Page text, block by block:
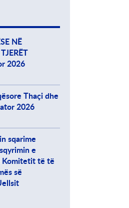
NË
2026
Thaçi dhe
2026
sqarime
e
të të
së